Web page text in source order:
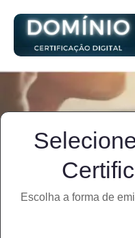
Escolha a forma de